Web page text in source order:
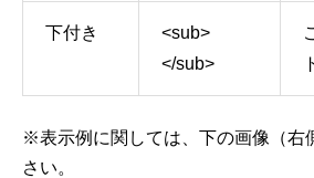
下付き
<sub>
</sub>
※表示例に関しては、下の画像（右
さい。